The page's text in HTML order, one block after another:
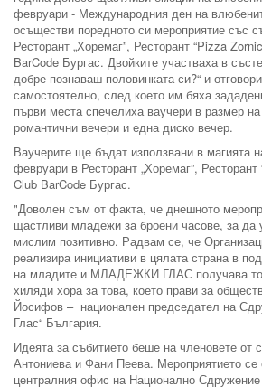
февруари - Международния ден на
осъществи поредното си мероприятие със
Ресторант „Хоремаг”, Ресторант “Pizza
BarCode Бургас. Двойките участваха в
добре познаваш половинката си?“ и
самостоятелно, след което им бяха
първи места спечелиха ваучери в размер
романтични вечери и една диско вечер.
Ваучерите ще бъдат използвани в магията
февруари в Ресторант „Хоремаг”,
Club BarCode Бургас.
"Доволен съм от факта, че днешното
щастливи младежи за броени часове, за да
мислим позитивно. Радвам се, че
реализира инициативи в цялата страна в
на младите и МЛАДЕЖКИ ГЛАС получава
хиляди хора за това, което прави за
Йосифов – национален председател на
Глас“ България.
Идеята за събитието беше на членовете от
Антониева и Фани Пеева. Мероприятието
централния офис на Национално